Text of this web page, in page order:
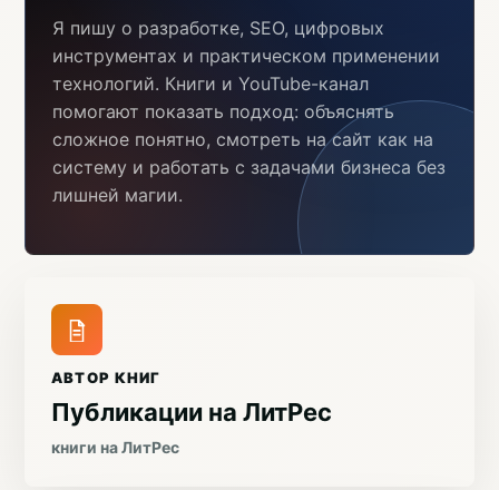
Я пишу о разработке, SEO, цифровых
инструментах и практическом применении
технологий. Книги и YouTube-канал
помогают показать подход: объяснять
сложное понятно, смотреть на сайт как на
систему и работать с задачами бизнеса без
лишней магии.
АВТОР КНИГ
Публикации на ЛитРес
книги на ЛитРес